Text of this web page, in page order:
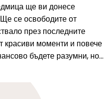
ще ви донесе
се освободите от
през последните
красиви моменти и повече
бъдете разумни, но...